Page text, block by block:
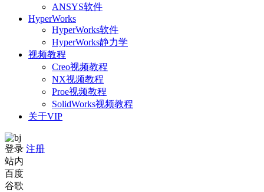
ANSYS软件
HyperWorks
HyperWorks软件
HyperWorks静力学
视频教程
Creo视频教程
NX视频教程
Proe视频教程
SolidWorks视频教程
关于VIP
登录 注册
站内
百度
谷歌